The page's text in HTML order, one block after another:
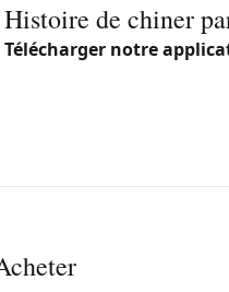
Histoire de chiner
Télécharger notre